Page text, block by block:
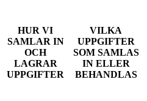
HUR VI
SAMLAR IN
OCH
LAGRAR
UPPGIFTER
VILKA
UPPGIFTER
SOM SAMLAS
IN ELLER
BEHANDLAS